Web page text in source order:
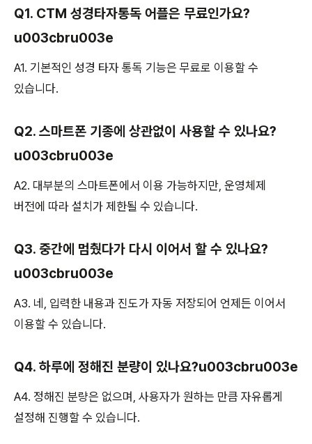
Q1. CTM 성경타자통독 어플은 무료인가요?
u003cbru003e
A1. 기본적인 성경 타자 통독 기능은 무료로 이용할 수
있습니다.
Q2. 스마트폰 기종에 상관없이 사용할 수 있나요?
u003cbru003e
A2. 대부분의 스마트폰에서 이용 가능하지만, 운영체제
버전에 따라 설치가 제한될 수 있습니다.
Q3. 중간에 멈췄다가 다시 이어서 할 수 있나요?
u003cbru003e
A3. 네, 입력한 내용과 진도가 자동 저장되어 언제든 이어서
이용할 수 있습니다.
Q4. 하루에 정해진 분량이 있나요?u003cbru003e
A4. 정해진 분량은 없으며, 사용자가 원하는 만큼 자유롭게
설정해 진행할 수 있습니다.